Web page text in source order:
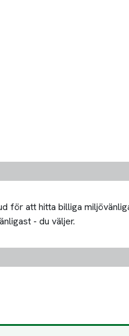
för att hitta billiga
- du väljer.